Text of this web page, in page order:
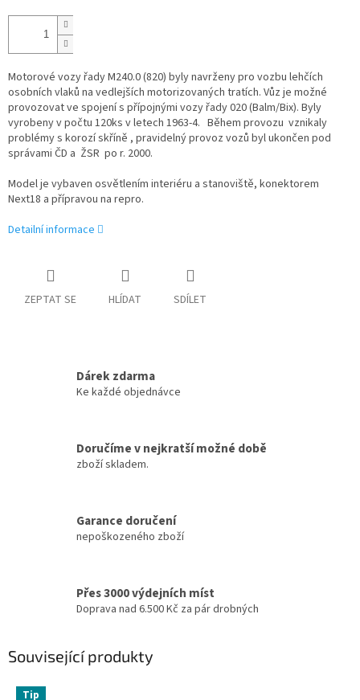
Motorové vozy řady M240.0 (820) byly navrženy pro vozbu lehčích
osobních vlaků na vedlejších motorizovaných tratích. Vůz je možné
provozovat ve spojení s přípojnými vozy řady 020 (Balm/Bix). Byly
vyrobeny v počtu 120ks v letech 1963-4. Během provozu vznikaly
problémy s korozí skříně , pravidelný provoz vozů byl ukončen pod
správami ČD a ŽSR po r. 2000.
Model je vybaven osvětlením interiéru a stanoviště, konektorem
Next18 a přípravou na repro.
Detailní informace
ZEPTAT SE HLÍDAT SDÍLET
Dárek zdarma
Ke každé objednávce
Doručíme v nejkratší možné době
zboží skladem.
Garance doručení
nepoškozeného zboží
Přes 3000 výdejních míst
Doprava nad 6.500 Kč za pár drobných
Související produkty
Tip